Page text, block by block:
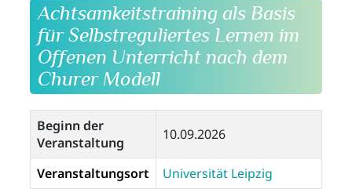
Achtsamkeitstraining als Basis
für Selbstreguliertes Lernen im
Offenen Unterricht nach dem
Churer Modell
Beginn der
Veranstaltung
10.09.2026
Veranstaltungsort Universität Leipzig